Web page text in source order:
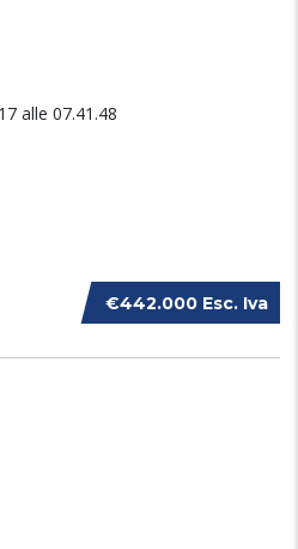
€442.000 Esc. Iva